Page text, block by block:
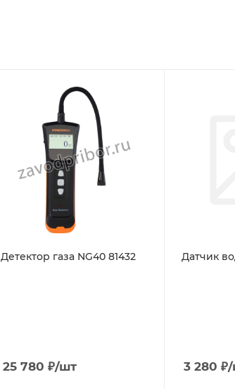
Детектор газа NG40 81432
25 780 ₽/шт
Датчик
3 280 ₽/